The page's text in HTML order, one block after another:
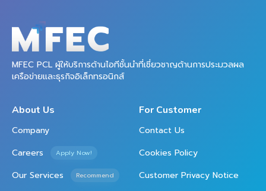
MFEC PCL ผู้ให้บริการด้านไอทีชั้นนำที่เชี่ยวชาญด้านการประมวลผล
เครือข่ายและธุรกิจอิเล็กทรอนิกส์
About Us
Company
Careers
Apply Now!
Our Services Recommend
For Customer
Contact Us
Cookies Policy
Customer Privacy Notice